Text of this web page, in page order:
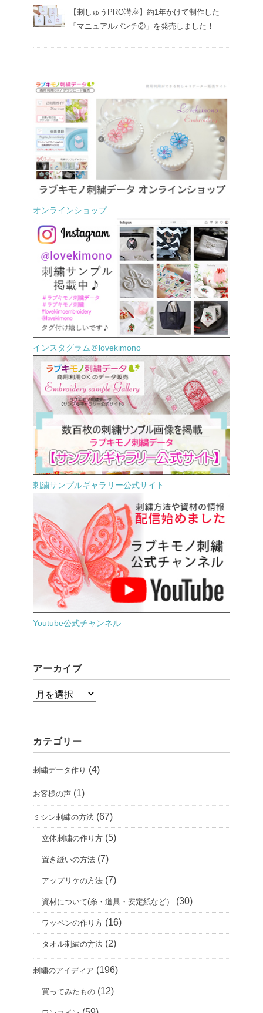
【刺しゅうPRO講座】約1年かけて制作した
「マニュアルパンチ②」を発売しました！
オンラインショップ
インスタグラム＠lovekimono
刺繍サンプルギャラリー公式サイト
Youtube公式チャンネル
アーカイブ
ア
イ
ブ
カテゴリー
刺繍データ作り (4)
お客様の声 (1)
ミシン刺繍の方法 (67)
立体刺繍の作り方 (5)
置き縫いの方法 (7)
アップリケの方法 (7)
資材について(糸・道具・安定紙など） (30)
ワッペンの作り方 (16)
タオル刺繍の方法 (2)
刺繍のアイディア (196)
買ってみたもの (12)